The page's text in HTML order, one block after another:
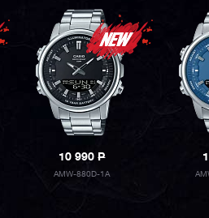
10 990P
AMW-880D-1A